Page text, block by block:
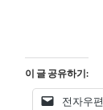
이 글 공유하기:
전자우편